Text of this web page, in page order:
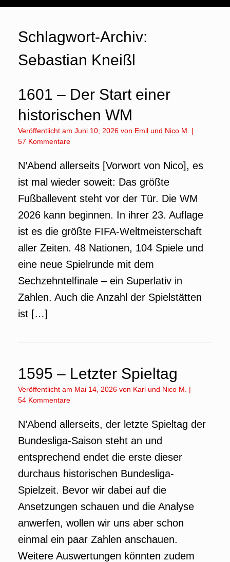
Schlagwort-Archiv:
Sebastian Kneißl
1601 – Der Start einer
historischen WM
Veröffentlicht am Juni 10, 2026 von Emil und Nico M.
|
57 Kommentare
N’Abend allerseits [Vorwort von Nico], es
ist mal wieder soweit: Das größte
Fußballevent steht vor der Tür. Die WM
2026 kann beginnen. In ihrer 23. Auflage
ist es die größte FIFA-Weltmeisterschaft
aller Zeiten. 48 Nationen, 104 Spiele und
eine neue Spielrunde mit dem
Sechzehntelfinale – ein Superlativ in
Zahlen. Auch die Anzahl der Spielstätten
ist […]
1595 – Letzter Spieltag
Veröffentlicht am Mai 14, 2026 von Karl und Nico M.
|
54 Kommentare
N’Abend allerseits, der letzte Spieltag der
Bundesliga-Saison steht an und
entsprechend endet die erste dieser
durchaus historischen Bundesliga-
Spielzeit. Bevor wir dabei auf die
Ansetzungen schauen und die Analyse
anwerfen, wollen wir uns aber schon
einmal ein paar Zahlen anschauen.
Weitere Auswertungen könnten zudem